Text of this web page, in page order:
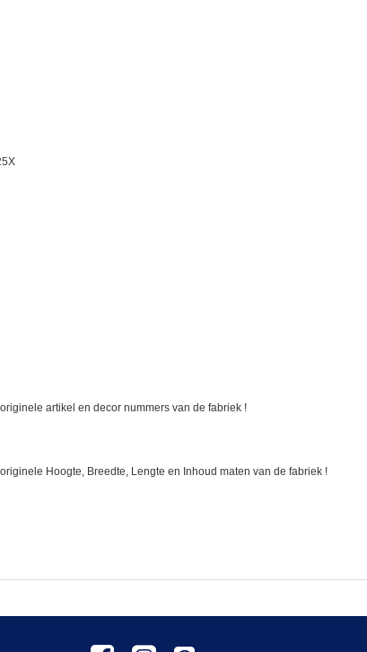
artikel en decor nummers van de fabriek !
Hoogte, Breedte, Lengte en Inhoud maten van de fabriek !